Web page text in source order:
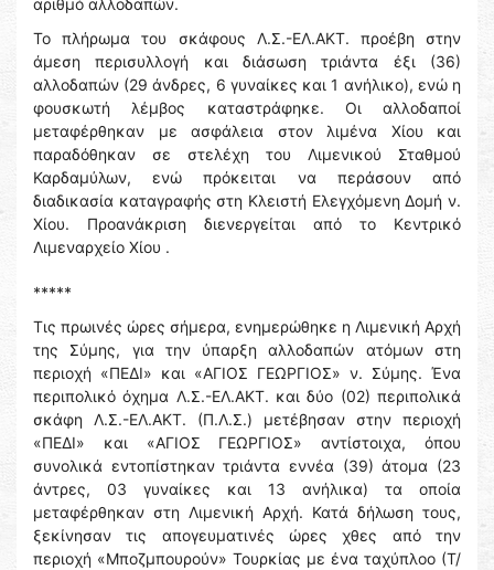
αριθμό αλλοδαπών.
Το πλήρωμα του σκάφους Λ.Σ.-ΕΛ.ΑΚΤ. προέβη στην
άμεση περισυλλογή και διάσωση τριάντα έξι (36)
αλλοδαπών (29 άνδρες, 6 γυναίκες και 1 ανήλικο), ενώ η
φουσκωτή λέμβος καταστράφηκε. Οι αλλοδαποί
μεταφέρθηκαν με ασφάλεια στον λιμένα Χίου και
παραδόθηκαν σε στελέχη του Λιμενικού Σταθμού
Καρδαμύλων, ενώ πρόκειται να περάσουν από
διαδικασία καταγραφής στη Κλειστή Ελεγχόμενη Δομή ν.
Χίου. Προανάκριση διενεργείται από το Κεντρικό
Λιμεναρχείο Χίου .
*****
Τις πρωινές ώρες σήμερα, ενημερώθηκε η Λιμενική Αρχή
της Σύμης, για την ύπαρξη αλλοδαπών ατόμων στη
περιοχή «ΠΕΔΙ» και «ΑΓΙΟΣ ΓΕΩΡΓΙΟΣ» ν. Σύμης. Ένα
περιπολικό όχημα Λ.Σ.-ΕΛ.ΑΚΤ. και δύο (02) περιπολικά
σκάφη Λ.Σ.-ΕΛ.ΑΚΤ. (Π.Λ.Σ.) μετέβησαν στην περιοχή
«ΠΕΔΙ» και «ΑΓΙΟΣ ΓΕΩΡΓΙΟΣ» αντίστοιχα, όπου
συνολικά εντοπίστηκαν τριάντα εννέα (39) άτομα (23
άντρες, 03 γυναίκες και 13 ανήλικα) τα οποία
μεταφέρθηκαν στη Λιμενική Αρχή. Κατά δήλωση τους,
ξεκίνησαν τις απογευματινές ώρες χθες από την
περιοχή «Μποζμπουρούν» Τουρκίας με ένα ταχύπλοο (Τ/